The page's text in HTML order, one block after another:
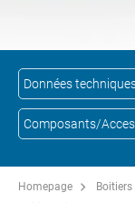
Données
Composants/
Homepage